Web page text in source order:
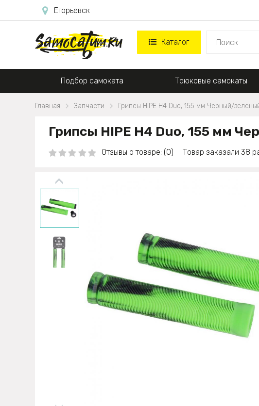
Егорьевск
Каталог
Подбор самоката Трюковые самокаты
Главная Запчасти Грипсы HIPE H4 Duo, 155 мм Черный/
Грипсы HIPE H4 Duo, 155 мм
Отзывы о товаре: (0) Товар заказали 38